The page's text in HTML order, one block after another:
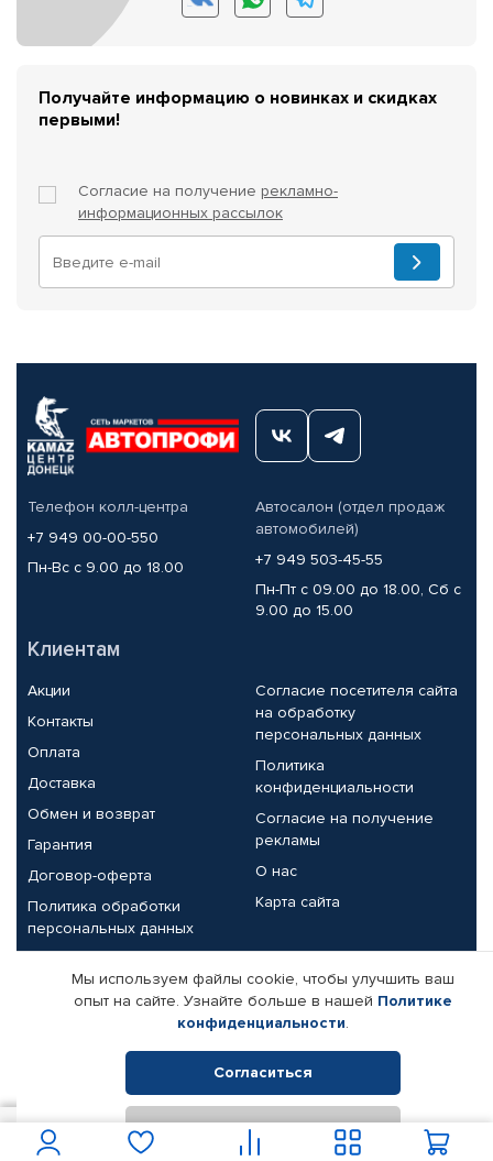
Получайте информацию о новинках и скидках
первыми!
Согласие на получение рекламно-
информационных рассылок
Телефон колл-центра
+7 949 00-00-550
Пн-Вс с 9.00 до 18.00
Автосалон (отдел продаж
автомобилей)
+7 949 503-45-55
Пн-Пт с 09.00 до 18.00, Сб с
9.00 до 15.00
Клиентам
Акции
Контакты
Оплата
Доставка
Обмен и возврат
Гарантия
Договор-оферта
Политика обработки
персональных данных
Согласие посетителя сайта
на обработку
персональных данных
Политика
конфиденциальности
Согласие на получение
рекламы
О нас
Карта сайта
Партнерам
Корпоративным клиентам
Поставщикам
Реквизиты компании
© КАМАЗ ЦЕНТР ДОНЕЦК, 2015-2026. Все права защищены.
Интернет-магазин автомобильных товаров Автопрофи.
Мы используем файлы cookie, чтобы улучшить ваш
опыт на сайте. Узнайте больше в нашей Политике
конфиденциальности.
Согласиться
Отклонить
В корзину